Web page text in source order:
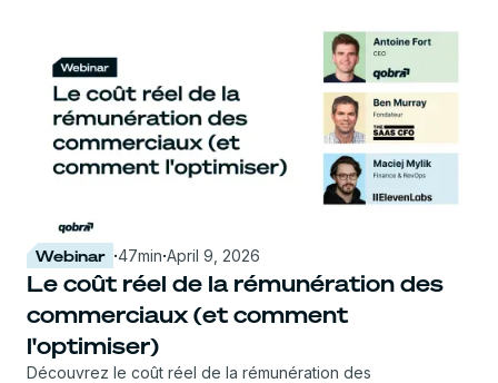
Webinar ·47min·April 9, 2026
Le coût réel de la rémunération des
commerciaux (et comment
l'optimiser)
Découvrez le coût réel de la rémunération des